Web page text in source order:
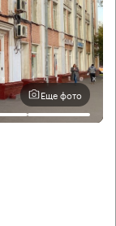
Еще фото